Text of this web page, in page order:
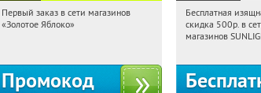
02:13:43
Получи первым!
Первый заказ в сети магазинов
«Золотое Яблоко»
Промокод
02:13:43
Россия
Бесплатная
скидка 500р. в
магазинов